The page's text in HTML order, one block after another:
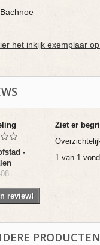
het inkijk exemplaar op
-
Ziet er
1 van 1
review!